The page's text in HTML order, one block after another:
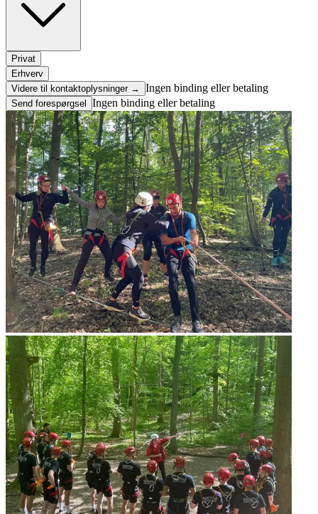
Privat
Erhverv
Videre til kontaktoplysninger →
Ingen binding eller betaling
Send forespørgsel Ingen binding eller betaling